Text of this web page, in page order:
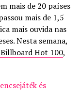
mais de 20 países
mais de 1,5
mais ouvida nas
Nesta semana,
Hot 100,
és